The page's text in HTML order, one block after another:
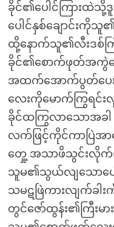
ခိုင်၏ပေါင်ကြားထဲ
ပေါင်နှစ်ချောင်းကို
ထို့နောက်သူ၏လီးဒစ်ကြီး
ခိုင်၏စောက်ဖုတ်အကွဲက
အထက်အောက်ပွတ်ပေ
လေးကိုမောက်ကြွရင်
ခိုင်ထကြွလာသောအခ
လက်ဖြင့်ကိုင်ကာပြဲအ
တှေု့ အသာဖိသွင်းလိုက်
သူမ၏သွယ်လျသောပေ
သမဋဖြဲကားလျက်ခါ
တွင်ဇော်ထွန်း၏ကြီးမ